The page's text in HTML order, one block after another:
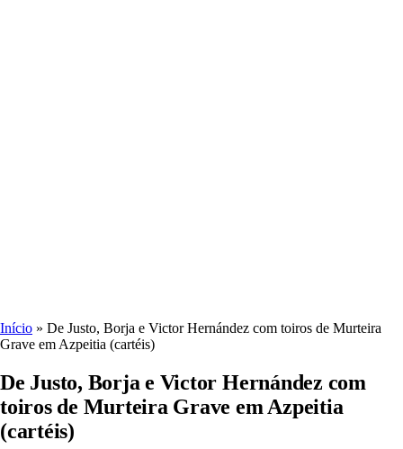
Início » De Justo, Borja e Victor Hernández com toiros de Murteira
Grave em Azpeitia (cartéis)
De Justo, Borja e Victor Hernández com
toiros de Murteira Grave em Azpeitia
(cartéis)